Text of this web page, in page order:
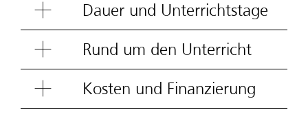
Dauer und Unterrichtstage
Rund um den Unterricht
Kosten und Finanzierung